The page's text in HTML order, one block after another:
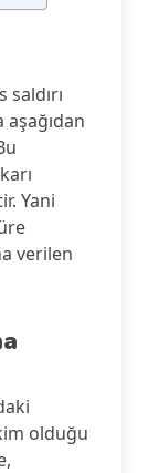
aşağıdan
Yani
verilen
olduğu